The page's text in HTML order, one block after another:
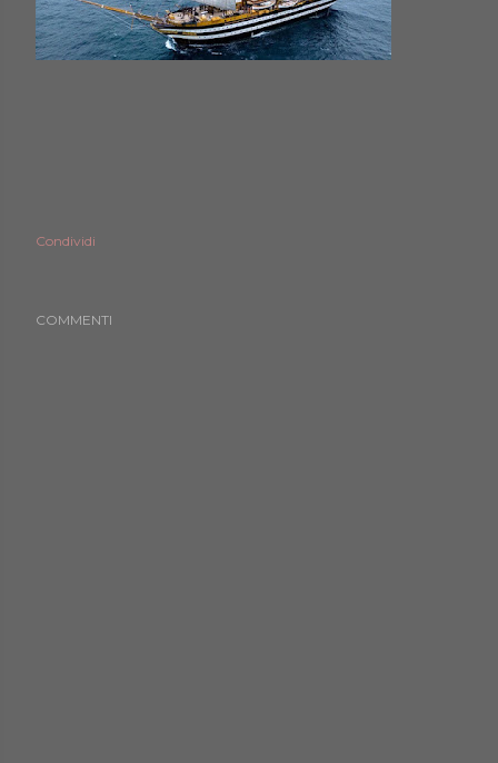
Condividi
COMMENTI